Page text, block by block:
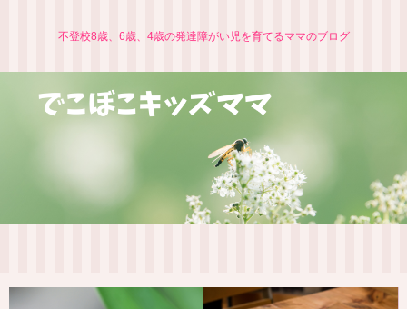
不登校8歳、6歳、4歳の発達障がい児を育てるママのブログ